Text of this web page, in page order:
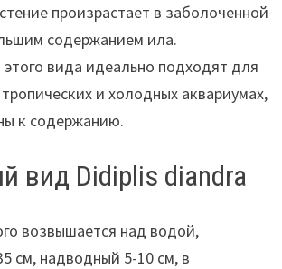
произрастает в заболоченной
содержанием ила.
вида идеально подходят для
и холодных аквариумах,
к содержанию.
вид Didiplis diandra
возвышается над водой,
см, надводный 5-10 см, в